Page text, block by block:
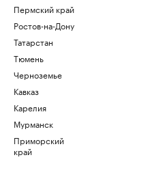
Пермский край
Ростов-на-Дону
Татарстан
Тюмень
Черноземье
Кавказ
Карелия
Мурманск
Приморский
край